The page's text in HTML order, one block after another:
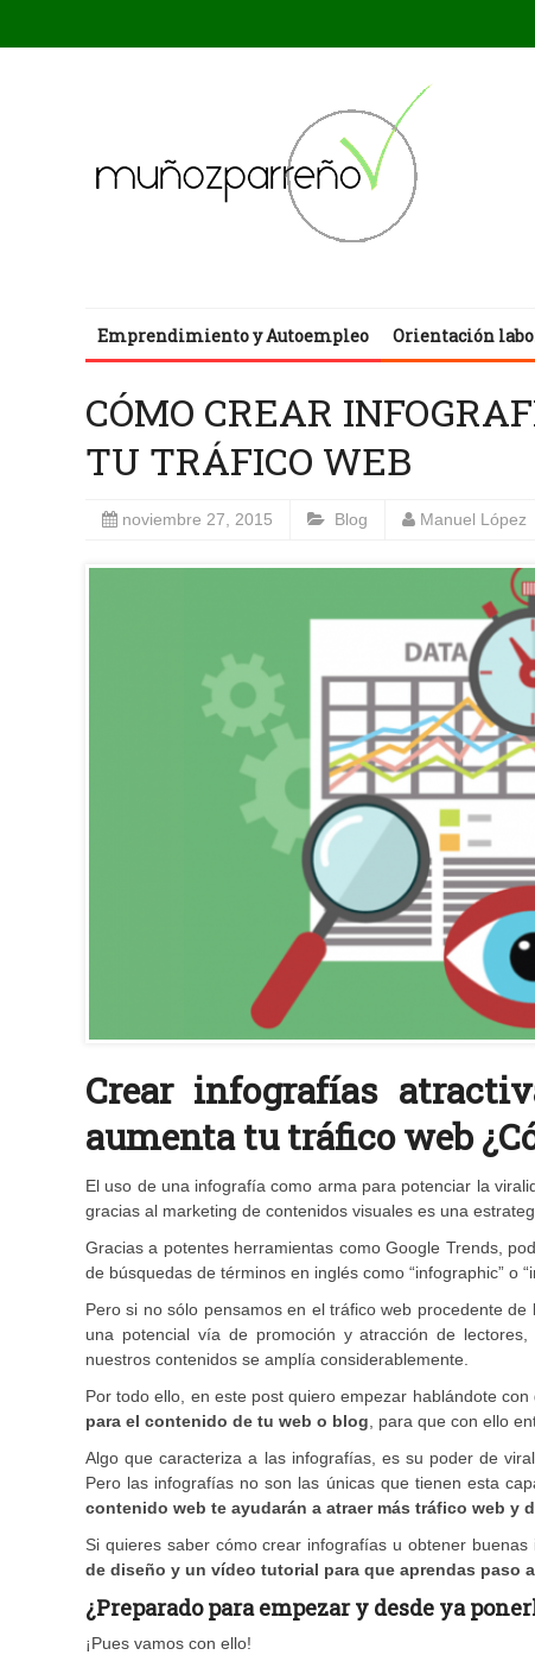
Emprendimiento y Autoempleo Orientación
CÓMO CREAR
TU TRÁFICO WEB
noviembre 27, 2015 Blog Manuel López
Crear infografías
aumenta tu tráfico web
El uso de una infografía como arma para potenciar la
gracias al marketing de contenidos visuales es una
Gracias a potentes herramientas como Google Trends,
de búsquedas de términos en inglés como “infographic” o
Pero si no sólo pensamos en el tráfico web procedente
una potencial vía de promoción y atracción de
nuestros contenidos se amplía considerablemente.
Por todo ello, en este post quiero empezar hablándote
para el contenido de tu web o blog, para que con ello
Algo que caracteriza a las infografías, es su poder de
Pero las infografías no son las únicas que tienen esta
contenido web te ayudarán a atraer más tráfico web y
Si quieres saber cómo crear infografías u obtener
de diseño y un vídeo tutorial para que aprendas paso
¿Preparado para empezar y desde ya
¡Pues vamos con ello!